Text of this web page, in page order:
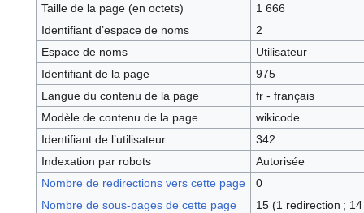
Taille de la page (en octets)
1 666
Identifiant dʼespace de noms
2
Espace de noms
Utilisateur
Identifiant de la page
975
Langue du contenu de la page
fr - français
Modèle de contenu de la page
wikicode
Identifiant de l’utilisateur
342
Indexation par robots
Autorisée
Nombre de redirections vers cette page
0
Nombre de sous-pages de cette page
15 (1 redirection ;